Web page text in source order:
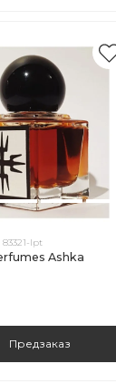
83321-lpt
Ashka
Предзаказ